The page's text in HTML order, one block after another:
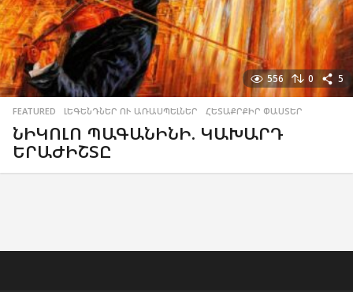
556 0 5
FEATURED ,ԼԵԳԵՆԴՆԵՐ ՈՒ ԱՌԱՍՊԵԼՆԵՐ ,ՀԵՏԱՔՐՔԻՐ ՓԱՍՏԵՐ
ՆԻԿՈԼՈ ՊԱԳԱՆԻՆԻ. ԿԱԽԱՐԴ
ԵՐԱԺԻՇՏԸ